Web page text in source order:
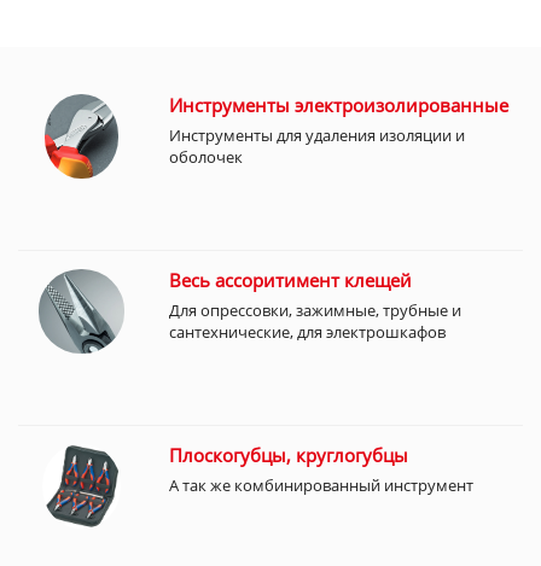
Инструменты электроизолированные
Инструменты для удаления изоляции и
оболочек
Весь ассоритимент клещей
Для опрессовки, зажимные, трубные и
сантехнические, для электрошкафов
Плоскогубцы, круглогубцы
А так же комбинированный инструмент